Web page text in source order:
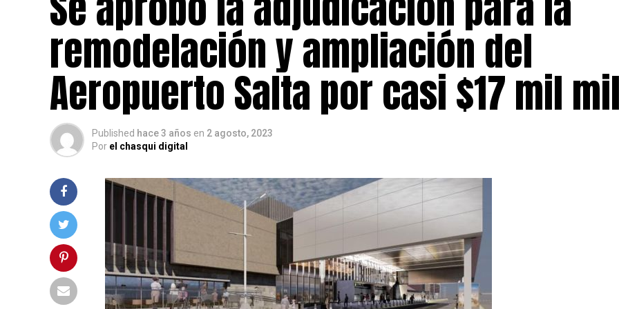
remodelación y ampliación del
Aeropuerto Salta por casi $17 mil
Published hace 3 años en 2 agosto, 2023
Por el chasqui digital